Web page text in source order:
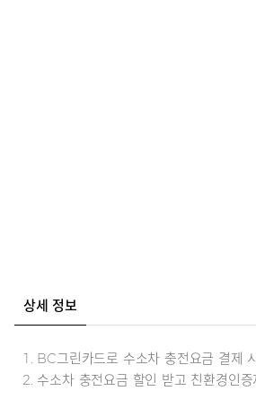
상세 정보
1. BC그린카드로 수소차 충전요금 결제
2. 수소차 충전요금 할인 받고 친환경인